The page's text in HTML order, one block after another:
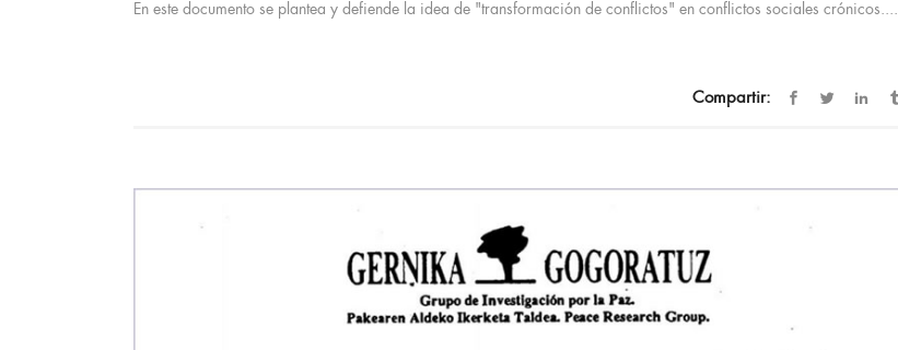
En este documento se plantea y defiende la idea de "transformación de conflictos" en conflictos sociales crónicos....
Compartir: